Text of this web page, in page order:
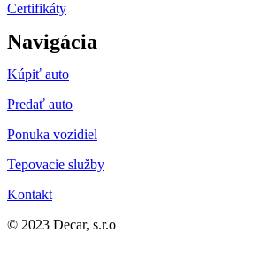
Certifikáty
Navigácia
Kúpiť auto
Predať auto
Ponuka vozidiel
Tepovacie služby
Kontakt
© 2023 Decar, s.r.o